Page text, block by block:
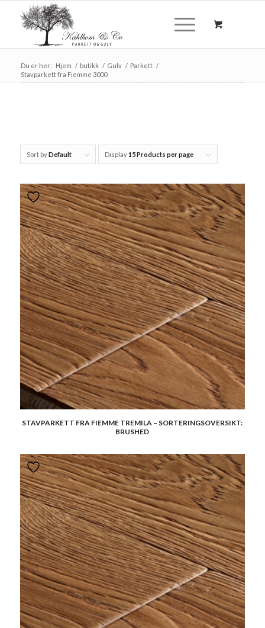
Du er her: Hjem / butikk / Gulv / Parkett /
Stavparkett fra Fiemme 3000
Sort byDefault Display15 Products per page
STAVPARKETT FRA FIEMME TREMILA – SORTERINGSOVERSIKT:
BRUSHED